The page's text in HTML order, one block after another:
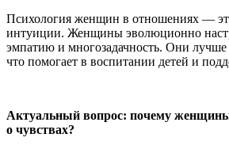
Психология женщин в отношениях —
интуиции. Женщины эволюционно
эмпатию и многозадачность. Они
что помогает в воспитании детей и
Актуальный вопрос: почему
о чувствах?